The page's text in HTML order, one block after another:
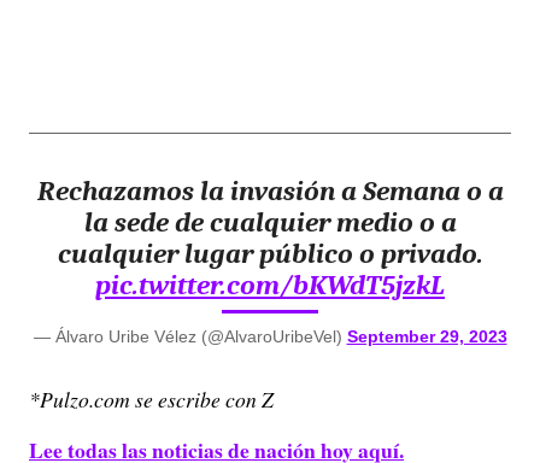
Rechazamos la invasión a Semana o a
la sede de cualquier medio o a
cualquier lugar público o privado.
pic.twitter.com/bKWdT5jzkL
— Álvaro Uribe Vélez (@AlvaroUribeVel) September 29, 2023
*Pulzo.com se escribe con Z
Lee todas las noticias de nación hoy aquí.